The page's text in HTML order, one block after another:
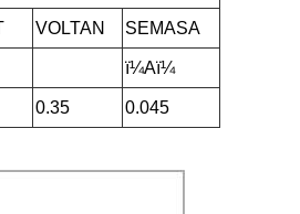
VOLTAN SEMASA
ï¼Aï¼
0.35 0.045